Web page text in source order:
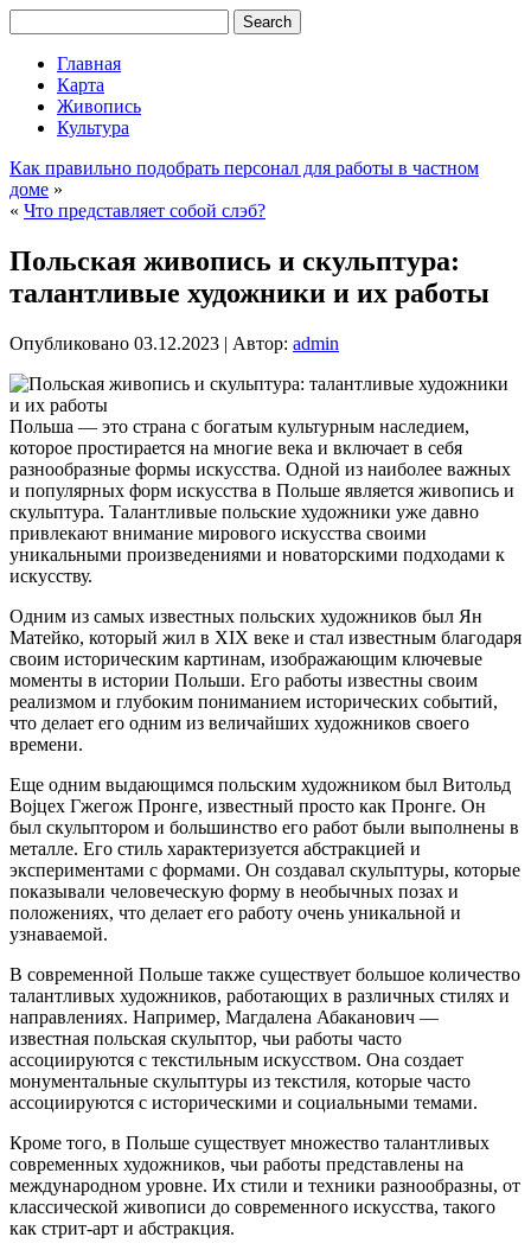
Главная
Карта
Живопись
Культура
Как правильно подобрать персонал для работы в частном
доме »
« Что представляет собой слэб?
Польская живопись и скульптура:
талантливые художники и их работы
Опубликовано 03.12.2023 | Автор: admin
Польша — это страна с богатым культурным наследием,
которое простирается на многие века и включает в себя
разнообразные формы искусства. Одной из наиболее важных
и популярных форм искусства в Польше является живопись и
скульптура. Талантливые польские художники уже давно
привлекают внимание мирового искусства своими
уникальными произведениями и новаторскими подходами к
искусству.
Одним из самых известных польских художников был Ян
Матейко, который жил в XIX веке и стал известным благодаря
своим историческим картинам, изображающим ключевые
моменты в истории Польши. Его работы известны своим
реализмом и глубоким пониманием исторических событий,
что делает его одним из величайших художников своего
времени.
Еще одним выдающимся польским художником был Витольд
Војцех Гжегож Пронге, известный просто как Пронге. Он
был скульптором и большинство его работ были выполнены в
металле. Его стиль характеризуется абстракцией и
экспериментами с формами. Он создавал скульптуры, которые
показывали человеческую форму в необычных позах и
положениях, что делает его работу очень уникальной и
узнаваемой.
В современной Польше также существует большое количество
талантливых художников, работающих в различных стилях и
направлениях. Например, Магдалена Абаканович —
известная польская скульптор, чьи работы часто
ассоциируются с текстильным искусством. Она создает
монументальные скульптуры из текстиля, которые часто
ассоциируются с историческими и социальными темами.
Кроме того, в Польше существует множество талантливых
современных художников, чьи работы представлены на
международном уровне. Их стили и техники разнообразны, от
классической живописи до современного искусства, такого
как стрит-арт и абстракция.